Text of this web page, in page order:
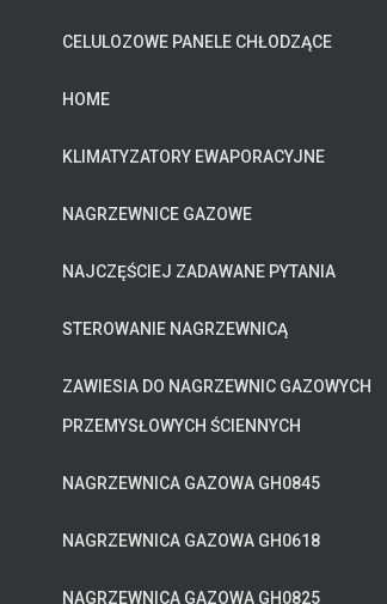
CELULOZOWE PANELE CHŁODZĄCE
HOME
KLIMATYZATORY EWAPORACYJNE
NAGRZEWNICE GAZOWE
NAJCZĘŚCIEJ ZADAWANE PYTANIA
STEROWANIE NAGRZEWNICĄ
ZAWIESIA DO NAGRZEWNIC GAZOWYCH
PRZEMYSŁOWYCH ŚCIENNYCH
NAGRZEWNICA GAZOWA GH0845
NAGRZEWNICA GAZOWA GH0618
NAGRZEWNICA GAZOWA GH0825